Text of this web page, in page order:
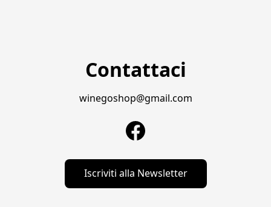
Contattaci
winegoshop@gmail.com
Iscriviti alla Newsletter